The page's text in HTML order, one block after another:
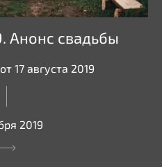
Анонс свадьбы
17 августа 2019
2019